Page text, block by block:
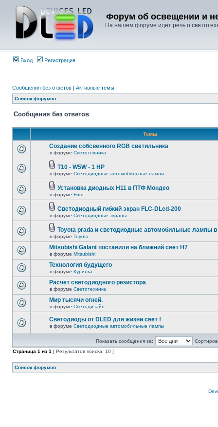
Форум об освещении и
На нашем форуме идет речь о
Вход Регистрация
Сообщения без ответов | Активные темы
Список форумов
Сообщения без ответов
Темы
Создание собсвенного RGB светильника
в форуме Светотехника
T10 - W5W - 1 HP
в форуме Светодиодные автомобильные лампы
Установка диодных Н11 в ПТФ Мондео
в форуме Ford
Светодиодный гибкий экран FLC-DLed-200
в форуме Светодиодные экраны
Toyota prada и светодиодные автомобильные лампы в
в форуме Toyota
Mitsubishi Galant поставили на ближний свет H7
в форуме Mitsubishi
Технология будущего
в форуме Курилка
Расчет светодиодного резистора
в форуме Светотехника
Мир тысячи огней.
в форуме Светодизайн
Светодиоды от DLED для жизни свет !
в форуме Светодиодные автомобильные лампы
Показать сообщения за:
Страница 1 из 1 [ Результатов поиска: 10 ]
Список форумов